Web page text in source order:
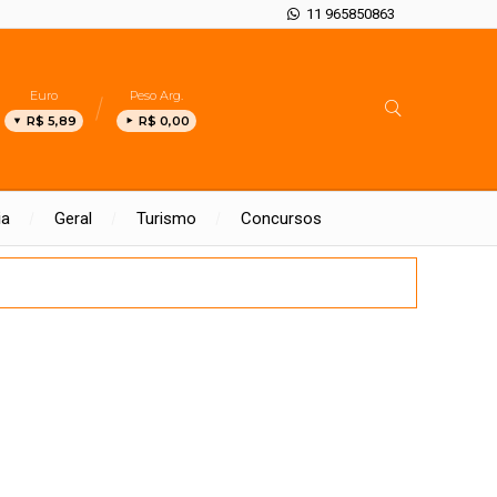
11 965850863
Euro
R$ 5,89
Peso Arg.
R$ 0,00
Geral Turismo Concursos